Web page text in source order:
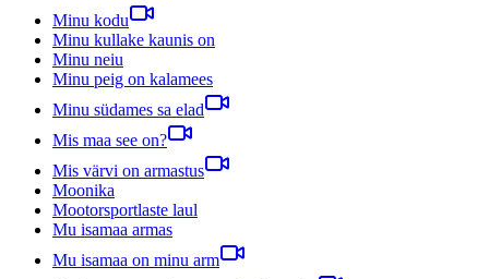
Minu kodu
Minu kullake kaunis on
Minu neiu
Minu peig on kalamees
Minu südames sa elad
Mis maa see on?
Mis värvi on armastus
Moonika
Mootorsportlaste laul
Mu isamaa armas
Mu isamaa on minu arm